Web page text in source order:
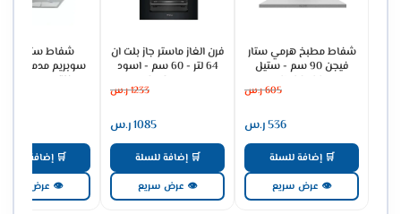
شفاط مطبخ هرمي ستار
فيجن 90 سم - ستيل
SV90PSS
605ر.س
536ر.س
🛒 إضافة للسلة
👁 عرض سريع
فرن الغاز ماستر جاز بلت ان
64 لتر - 60 سم - اسود
MGBGF-HIB
1233ر.س
1085ر.س
🛒 إضافة للسلة
👁 عرض سريع
شفاط ستيل
سوبريم مدمج
🛒 إضافة للسلة
👁 عرض سريع